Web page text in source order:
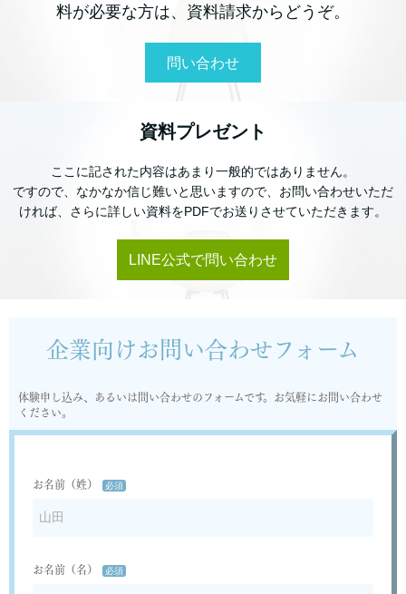
料が必要な方は、資料請求からどうぞ。
問い合わせ
資料プレゼント
ここに記された内容はあまり一般的ではありません。
ですので、なかなか信じ難いと思いますので、お問い合わせいただ
ければ、さらに詳しい資料をPDFでお送りさせていただきます。
LINE公式で問い合わせ